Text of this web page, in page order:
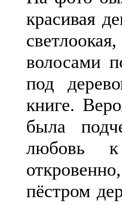
красивая
волосами
под
книге.
была
любовь
пёстром